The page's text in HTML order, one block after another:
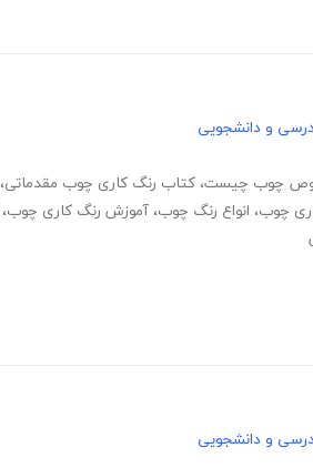
و دانشجویی
چوب چیست، کتاب رنگ کاری چوب مقدماتی،
چوب، انواع رنگ چوب، آموزش رنگ کاری چوب،
و دانشجویی